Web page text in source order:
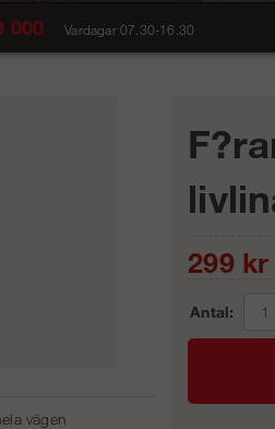
000 Vardagar 07.30-16.30
vägen
299kr
Antal: